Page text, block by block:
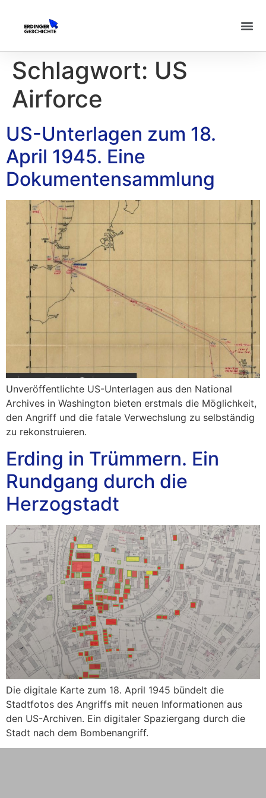
Schlagwort: US
Airforce
US-Unterlagen zum 18.
April 1945. Eine
Dokumentensammlung
Unveröffentlichte US-Unterlagen aus den National
Archives in Washington bieten erstmals die Möglichkeit,
den Angriff und die fatale Verwechslung zu selbständig
zu rekonstruieren.
Erding in Trümmern. Ein
Rundgang durch die
Herzogstadt
Die digitale Karte zum 18. April 1945 bündelt die
Stadtfotos des Angriffs mit neuen Informationen aus
den US-Archiven. Ein digitaler Spaziergang durch die
Stadt nach dem Bombenangriff.